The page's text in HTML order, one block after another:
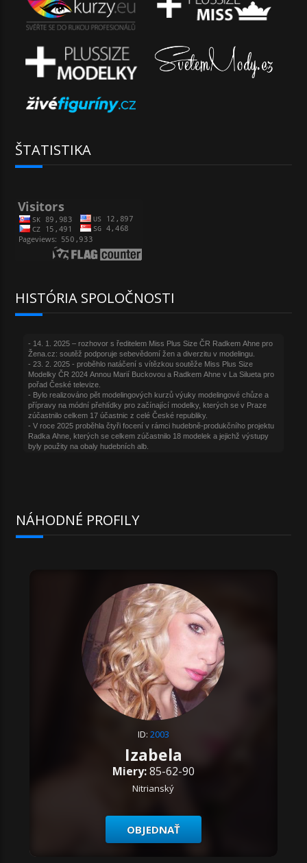
ŠTATISTIKA
HISTÓRIA SPOLOČNOSTI
NÁHODNÉ PROFILY
ID: 2003
Izabela
Miery:85-62-90
Nitrianský
OBJEDNAŤ